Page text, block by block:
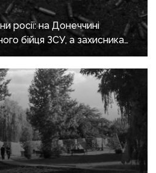
росії: на Донеччині
бійця ЗСУ, а захисника
до колонії на 21 рік